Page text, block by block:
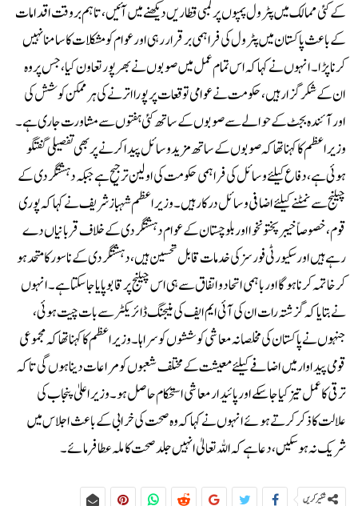
کے کئی ممالک میں پٹرول پمپوں پر لمبی قطاریں دیکھنے میں آئیں، تاہم بروقت اقدامات
کے باعث پاکستان میں پٹرول کی فراہمی برقرار رہی اور عوام کو مشکلات کا سامنا نہیں
کرنا پڑا۔انہوں نے کہا کہ اس تمام عمل میں صوبوں نے بھرپور تعاون کیا، جس پر وہ
ان کے شکر گزار ہیں، حکومت نے عوامی توقعات پر پورا اترنے کی ہر ممکن کوشش کی
اور آئندہ بجٹ کے حوالے سے صوبوں کے ساتھ کئی ہفتوں سے مشاورت جاری ہے۔
وزیراعظم کا کہنا تھا کہ صوبوں کے ساتھ مزید وسائل پیدا کرنے پر بھی تفصیلی گفتگو
ہوئی ہے، دفاع کیلئے وسائل کی فراہمی حکومت کی اولین ترجیح ہے جبکہ دہشتگردی کے
چیلنج سے نمٹنے کیلئے اضافی وسائل درکار ہیں۔وزیراعظم شہباز شریف نے کہا کہ پوری
قوم، خصوصاً خیبر پختونخوا اور بلوچستان کے عوام دہشتگردی کے خلاف قربانیاں دے
رہے ہیں اور سکیورٹی فورسز کی خدمات قابل تحسین ہیں، دہشتگردی کے ناسور کا متحد ہو
کر خاتمہ کرنا ہوگا اور باہمی اتحاد و اتفاق سے ہی اس چیلنج پر قابو پایا جا سکتا ہے۔انہوں
نے بتایا کہ گزشتہ رات ان کی آئی ایم ایف کی منیجنگ ڈائریکٹر سے بات چیت ہوئی،
جنہوں نے پاکستان کی مخلصانہ معاشی کوششوں کو سراہا۔وزیراعظم کا کہنا تھا کہ مجموعی
قومی پیداوار میں اضافے کیلئے معیشت کے مختلف شعبوں کو مراعات دینا ہوں گی تاکہ
ترقی کا عمل تیز کیا جا سکے اور پائیدار معاشی استحکام حاصل ہو۔وزیراعلیٰ پنجاب کی
علالت کا ذکر کرتے ہوئے انہوں نے کہا کہ وہ صحت کی خرابی کے باعث اجلاس میں
شریک نہ ہوسکیں، دعا ہے کہ اللہ تعالیٰ انہیں جلد صحت کاملہ عطا فرمائے۔
شئیر کریں